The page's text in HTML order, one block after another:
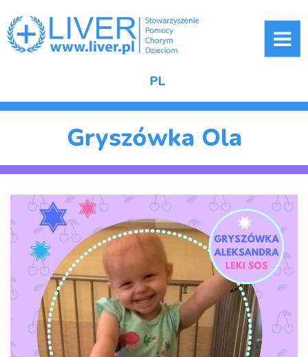
PL
Gryszówka Ola